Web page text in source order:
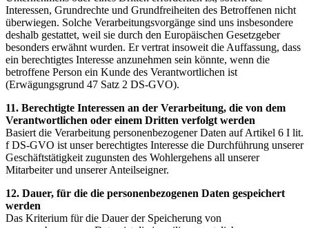
Interessen, Grundrechte und Grundfreiheiten des Betroffenen nicht
überwiegen. Solche Verarbeitungsvorgänge sind uns insbesondere
deshalb gestattet, weil sie durch den Europäischen Gesetzgeber
besonders erwähnt wurden. Er vertrat insoweit die Auffassung, dass
ein berechtigtes Interesse anzunehmen sein könnte, wenn die
betroffene Person ein Kunde des Verantwortlichen ist
(Erwägungsgrund 47 Satz 2 DS-GVO).
11. Berechtigte Interessen an der Verarbeitung, die von dem
Verantwortlichen oder einem Dritten verfolgt werden
Basiert die Verarbeitung personenbezogener Daten auf Artikel 6 I lit.
f DS-GVO ist unser berechtigtes Interesse die Durchführung unserer
Geschäftstätigkeit zugunsten des Wohlergehens all unserer
Mitarbeiter und unserer Anteilseigner.
12. Dauer, für die die personenbezogenen Daten gespeichert
werden
Das Kriterium für die Dauer der Speicherung von